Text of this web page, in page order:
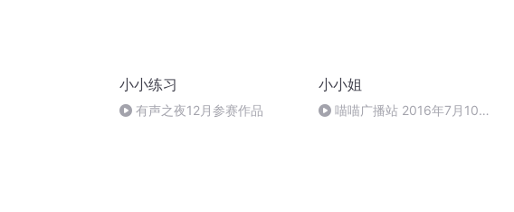
小小练习
有声之夜12月参赛作品
小小姐
喵喵广播站 2016年7月10日